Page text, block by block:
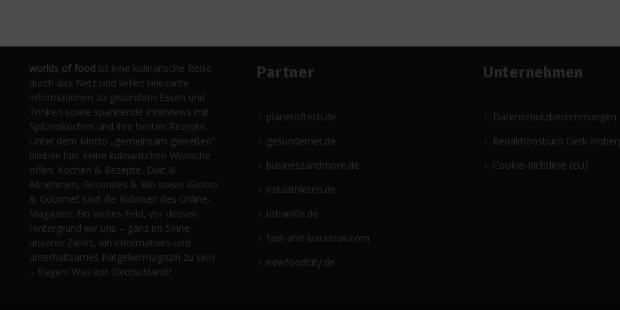
worlds of food ist eine kulinarische Reise
durch das Netz und liefert relevante
Informationen zu gesundem Essen und
Trinken sowie spannende Interviews mit
Spitzenköchen und ihre besten Rezepte.
Unter dem Motto „gemeinsam genießen“
bleiben hier keine kulinarischen Wünsche
offen. Kochen & Rezepte, Diät &
Abnehmen, Gesundes & Bio sowie Gastro
& Gourmet sind die Rubriken des Online-
Magazins. Ein weites Feld, vor dessen
Hintergrund wir uns – ganz im Sinne
unseres Zieles, ein informatives und
unterhaltsames Ratgebermagazin zu sein
– fragen: Was isst Deutschland?
Partner
planetoftech.de
gesündernet.de
businessandmore.de
netzathleten.de
urbanlife.de
fast-and-luxurious.com
newfoodcity.de
Unternehmen
Datenschutzbestimmungen
Redaktionsbüro Derk
Cookie-Richtlinie (EU)